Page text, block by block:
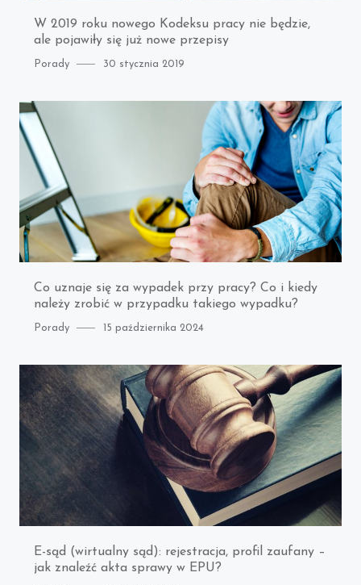
W 2019 roku nowego Kodeksu pracy nie będzie,
ale pojawiły się już nowe przepisy
Category
Porady
Posted
30 stycznia 2019
Co uznaje się za wypadek przy pracy? Co i kiedy
należy zrobić w przypadku takiego wypadku?
Category
Porady
Posted
15 października 2024
E-sąd (wirtualny sąd): rejestracja, profil zaufany –
jak znaleźć akta sprawy w EPU?